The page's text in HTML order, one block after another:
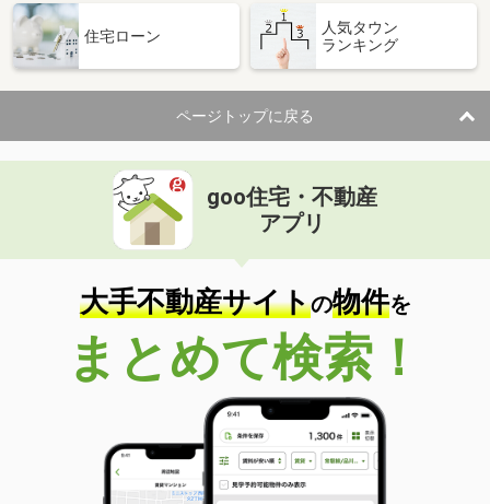
住宅ローン
人気タウン
ランキング
ページトップに戻る
goo住宅・不動産
アプリ
大手不動産サイトの物件を
まとめて検索！